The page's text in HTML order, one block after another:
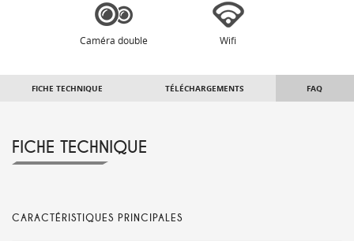
Caméra double Wifi
FICHE TECHNIQUE TÉLÉCHARGEMENTS FAQ
FICHE TECHNIQUE
CARACTÉRISTIQUES PRINCIPALES